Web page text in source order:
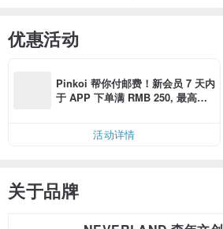
优惠活动
Pinkoi 帮你付邮费！新会员 7 天内
于 APP 下单满 RMB 250, 最高可
活动详情
关于品牌